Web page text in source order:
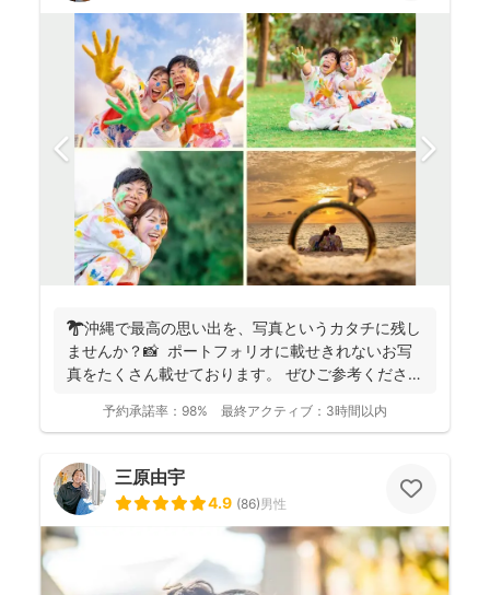
🌴沖縄で最高の思い出を、写真というカタチに残し
ませんか？📸 ポートフォリオに載せきれないお写
真をたくさん載せております。 ぜひご参考ください
予約承諾率： 98% 最終アクティブ： 3時間以内
三原由宇
4.9 (86)男性